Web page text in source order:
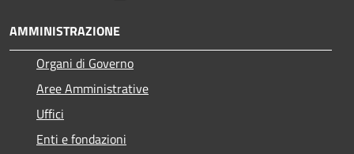
AMMINISTRAZIONE
Organi di Governo
Aree Amministrative
Uffici
Enti e fondazioni